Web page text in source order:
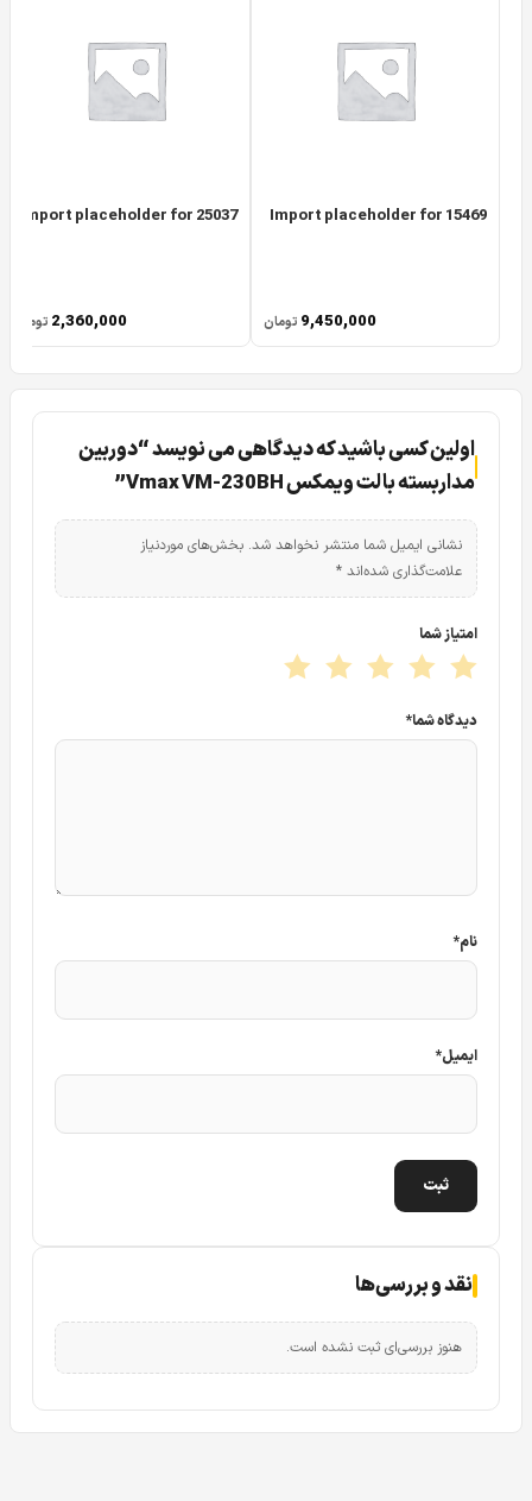
Import placeholder for 15469
9,450,000 تومان
Import placeholder for 25037
2,360,000 تومان
نقد و بررسی‌ها
هنوز بررسی‌ای ثبت نشده است.
اولین کسی باشید که دیدگاهی می نویسد “دوربین
مداربسته بالت ویمکس Vmax VM-230BH”
نشانی ایمیل شما منتشر نخواهد شد. بخش‌های موردنیاز
علامت‌گذاری شده‌اند *
امتیاز شما
دیدگاه شما*
نام*
ایمیل*